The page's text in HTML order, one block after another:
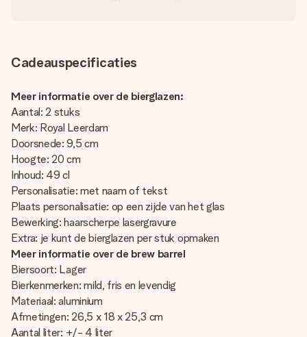
Cadeauspecificaties
Meer informatie over de bierglazen:
Aantal: 2 stuks
Merk: Royal Leerdam
Doorsnede: 9,5 cm
Hoogte: 20 cm
Inhoud: 49 cl
Personalisatie: met naam of tekst
Plaats personalisatie: op een zijde van het glas
Bewerking: haarscherpe lasergravure
Extra: je kunt de bierglazen per stuk opmaken
Meer informatie over de brew barrel
Biersoort: Lager
Bierkenmerken: mild, fris en levendig
Materiaal: aluminium
Afmetingen: 26,5 x 18 x 25,3 cm
Aantal liter: +/- 4 liter